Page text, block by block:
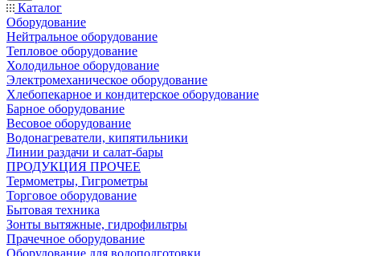
Каталог
Оборудование
Нейтральное оборудование
Тепловое оборудование
Холодильное оборудование
Электромеханическое оборудование
Хлебопекарное и кондитерское оборудование
Барное оборудование
Весовое оборудование
Водонагреватели, кипятильники
Линии раздачи и салат-бары
ПРОДУКЦИЯ ПРОЧЕЕ
Термометры, Гигрометры
Торговое оборудование
Бытовая техника
Зонты вытяжные, гидрофильтры
Прачечное оборудование
Оборудование для водоподготовки